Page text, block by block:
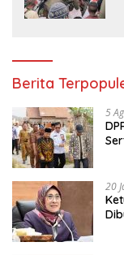
Berita
5
20